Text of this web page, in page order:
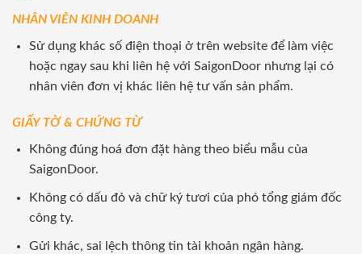
NHÂN VIÊN KINH DOANH
Sử dụng khác số điện thoại ở trên website để làm việc
hoặc ngay sau khi liên hệ với SaigonDoor nhưng lại có
nhân viên đơn vị khác liên hệ tư vấn sản phẩm.
GIẤY TỜ & CHỨNG TỪ
Không đúng hoá đơn đặt hàng theo biểu mẫu của
SaigonDoor.
Không có dấu đỏ và chữ ký tươi của phó tổng giám đốc
công ty.
Gửi khác, sai lệch thông tin tài khoản ngân hàng.